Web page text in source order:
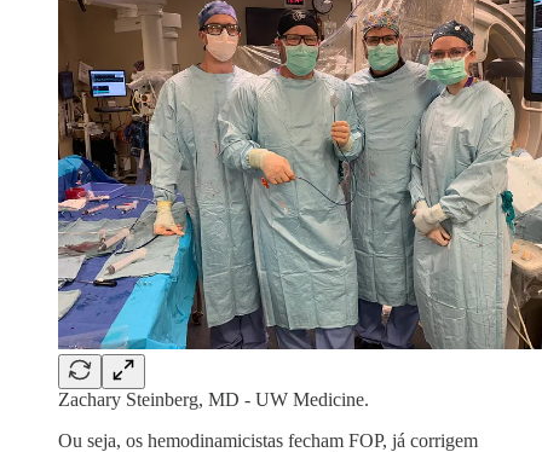
Zachary Steinberg, MD - UW Medicine.
Ou seja, os hemodinamicistas fecham FOP, já corrigem